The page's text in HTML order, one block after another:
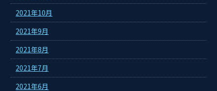
2021年10月
2021年9月
2021年8月
2021年7月
2021年6月